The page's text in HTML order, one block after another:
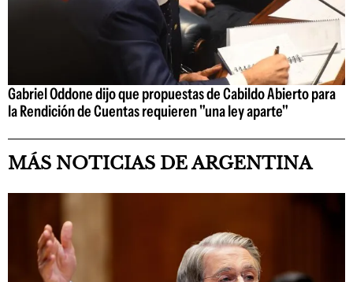
Gabriel Oddone dijo que propuestas de Cabildo Abierto para
la Rendición de Cuentas requieren "una ley aparte"
MÁS NOTICIAS DE ARGENTINA